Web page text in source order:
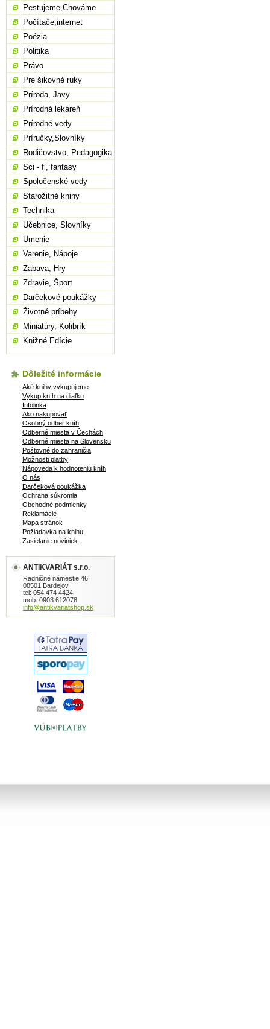
Pestujeme,Chováme
Počítače,internet
Poézia
Politika
Právo
Pre šikovné ruky
Príroda, Javy
Prírodná lekáreň
Prírodné vedy
Príručky,Slovníky
Rodičovstvo, Pedagogika
Sci - fi, fantasy
Spoločenské vedy
Starožitné knihy
Technika
Učebnice, Slovníky
Umenie
Varenie, Nápoje
Zabava, Hry
Zdravie, Šport
Darčekové poukážky
Životné príbehy
Miniatúry, Kolibrík
Knižné Edície
Dôležité informácie
Aké knihy vykupujeme
Výkup kníh na diaľku
Infolinka
Ako nakupovať
Osobný odber kníh
Odberné miesta v Čechách
Odberné miesta na Slovensku
Poštovné do zahraničia
Možnosti platby
Nápoveda k hodnoteniu kníh
O nás
Darčeková poukážka
Ochrana súkromia
Obchodné podmienky
Reklamácie
Mapa stránok
Požiadavka na knihu
Zasielanie noviniek
ANTIKVARIÁT s.r.o.
Radničné námestie 46
08501 Bardejov
tel: 054 474 4424
mob: 0903 612078
info@antikvariatshop.sk